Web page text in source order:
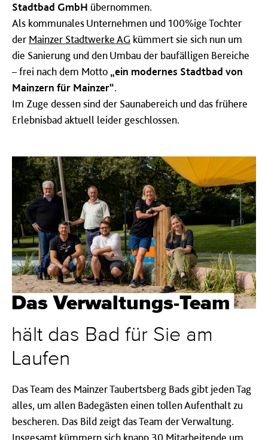
Stadtbad GmbH übernommen.
Als kommunales Unternehmen und 100%ige Tochter
der Mainzer Stadtwerke AG kümmert sie sich nun um
die Sanierung und den Umbau der baufälligen Bereiche
– frei nach dem Motto „ein modernes Stadtbad von
Mainzern für Mainzer“.
Im Zuge dessen sind der Saunabereich und das frühere
Erlebnisbad aktuell leider geschlossen.
Das Verwaltungs-Team
hält das Bad für Sie am
Laufen
Das Team des Mainzer Taubertsberg Bads gibt jeden Tag
alles, um allen Badegästen einen tollen Aufenthalt zu
bescheren. Das Bild zeigt das Team der Verwaltung.
Insgesamt kümmern sich knapp 30 Mitarbeitende um